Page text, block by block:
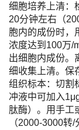
细胞培养上清：
20分钟左右（
胞内的成份时，
浓度达到100万/
出细胞内成份。
细收集上清。保
组织标本：切割
冲液中可加入
肽酶）。用手工
（2000-3000转